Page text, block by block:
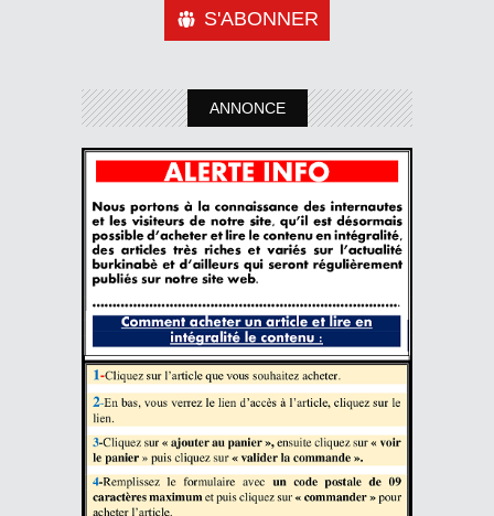
S'ABONNER
ANNONCE